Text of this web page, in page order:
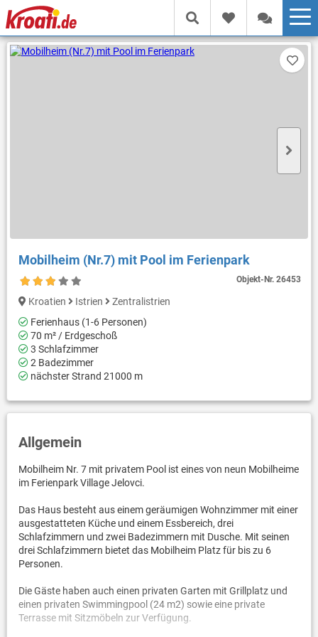
Mobilheim (Nr.7) mit Pool im Ferienpark
Objekt-Nr.26453
Kroatien Istrien
Zentralistrien
Ferienhaus (1-6 Personen)
70 m² / Erdgeschoß
3 Schlafzimmer
2 Badezimmer
nächster Strand 21000 m
Allgemein
Mobilheim Nr. 7 mit privatem Pool ist eines von neun Mobilheime
im Ferienpark Village Jelovci.
Das Haus besteht aus einem geräumigen Wohnzimmer mit einer
ausgestatteten Küche und einem Essbereich, drei
Schlafzimmern und zwei Badezimmern mit Dusche. Mit seinen
drei Schlafzimmern bietet das Mobilheim Platz für bis zu 6
Personen.
Die Gäste haben auch einen privaten Garten mit Grillplatz und
einen privaten Swimmingpool (24 m2) sowie eine private
Terrasse mit Sitzmöbeln zur Verfügung.